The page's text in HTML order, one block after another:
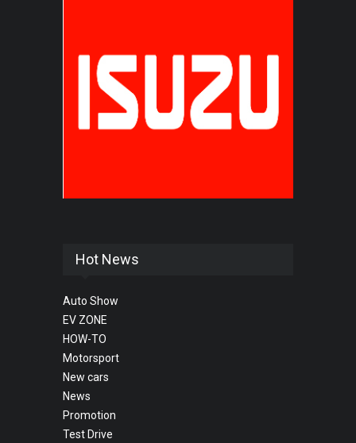
Hot News
Auto Show
EV ZONE
HOW-TO
Motorsport
New cars
News
Promotion
Test Drive